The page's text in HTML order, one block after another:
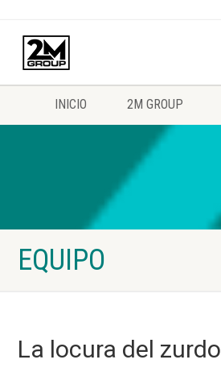
INICIO 2M GROUP
EQUIPO
La locura del zurdo